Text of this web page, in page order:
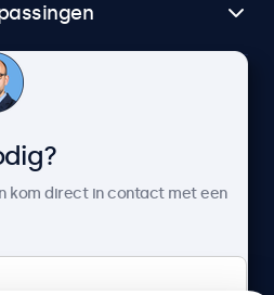
kom direct in contact met een